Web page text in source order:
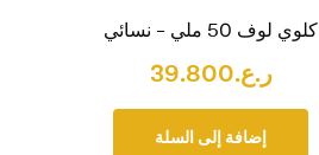
كلوي لوف 50 ملي – نسائي
ر.ع.39.800
إضافة إلى السلة